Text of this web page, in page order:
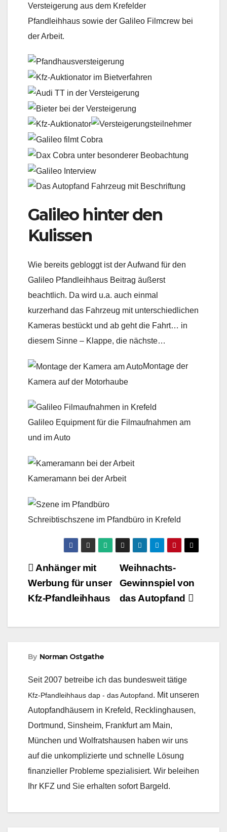
Versteigerung aus dem Krefelder
Pfandleihhaus sowie der Galileo Filmcrew bei
der Arbeit.
Galileo hinter den
Kulissen
Wie bereits gebloggt ist der Aufwand für den
Galileo Pfandleihhaus Beitrag äußerst
beachtlich. Da wird u.a. auch einmal
kurzerhand das Fahrzeug mit unterschiedlichen
Kameras bestückt und ab geht die Fahrt… in
diesem Sinne – Klappe, die nächste…
Montage der
Kamera auf der Motorhaube
Galileo Equipment für die Filmaufnahmen am
und im Auto
Kameramann bei der Arbeit
Schreibtischszene im Pfandbüro in Krefeld
Beitragsnavigation
Weihnachts-
Gewinnspiel von
das Autopfand
Anhänger mit
Werbung für unser
Kfz-Pfandleihhaus
By Norman Ostgathe
Seit 2007 betreibe ich das bundesweit tätige
Kfz-Pfandleihhaus dap - das Autopfand. Mit unseren
Autopfandhäusern in Krefeld, Recklinghausen,
Dortmund, Sinsheim, Frankfurt am Main,
München und Wolfratshausen haben wir uns
auf die unkomplizierte und schnelle Lösung
finanzieller Probleme spezialisiert. Wir beleihen
Ihr KFZ und Sie erhalten sofort Bargeld.